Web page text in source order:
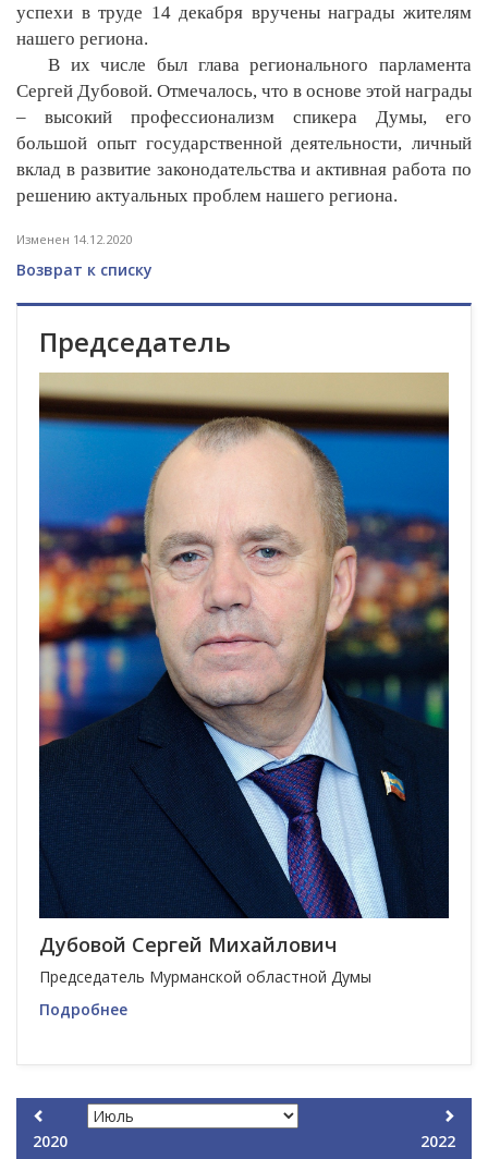
успехи в труде 14 декабря вручены награды жителям
нашего региона.
В их числе был глава регионального парламента
Сергей Дубовой. Отмечалось, что в основе этой награды
– высокий профессионализм спикера Думы, его
большой опыт государственной деятельности, личный
вклад в развитие законодательства и активная работа по
решению актуальных проблем нашего региона.
Изменен 14.12.2020
Возврат к списку
Председатель
Дубовой Сергей Михайлович
Председатель Мурманской областной Думы
Подробнее
2020 2022